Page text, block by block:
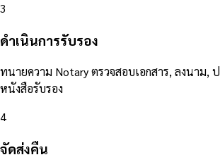
3
ดำเนินการรับรอง
ทนายความ Notary ตรวจสอบเอกสาร, ลงนาม,
หนังสือรับรอง
4
จัดส่งคืน